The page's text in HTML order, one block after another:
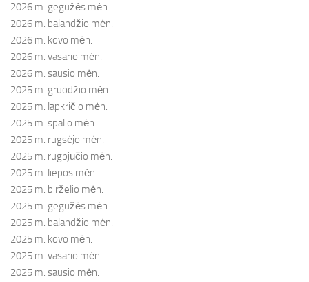
2026 m. gegužės mėn.
2026 m. balandžio mėn.
2026 m. kovo mėn.
2026 m. vasario mėn.
2026 m. sausio mėn.
2025 m. gruodžio mėn.
2025 m. lapkričio mėn.
2025 m. spalio mėn.
2025 m. rugsėjo mėn.
2025 m. rugpjūčio mėn.
2025 m. liepos mėn.
2025 m. birželio mėn.
2025 m. gegužės mėn.
2025 m. balandžio mėn.
2025 m. kovo mėn.
2025 m. vasario mėn.
2025 m. sausio mėn.